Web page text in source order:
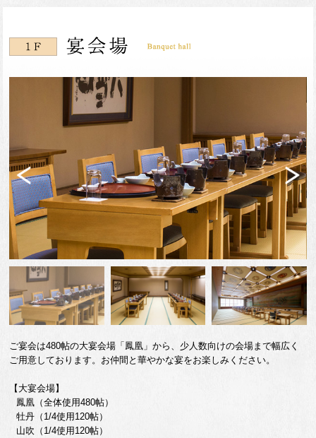
Previ
ous
Next
ご宴会は480帖の大宴会場「鳳凰」から、少人数向けの会場まで幅広く
ご用意しております。お仲間と華やかな宴をお楽しみください。
【大宴会場】
鳳凰（全体使用480帖）
牡丹（1/4使用120帖）
山吹（1/4使用120帖）